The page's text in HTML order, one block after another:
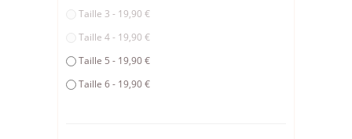
Taille 3 - 19,90 €
Taille 4 - 19,90 €
Taille 5 - 19,90 €
Taille 6 - 19,90 €